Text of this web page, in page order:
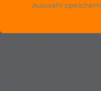
Auswahl speichern